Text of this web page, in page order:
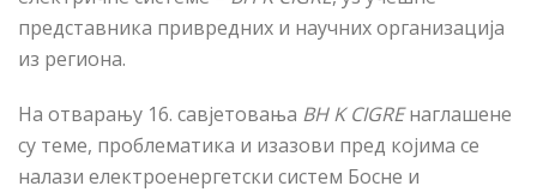
представника привредних и научних организација
из региона.
На отварању 16. савјетовања BH K CIGREнаглашене
су теме, проблематика и изазови пред којима се
налази електроенергетски систем Босне и